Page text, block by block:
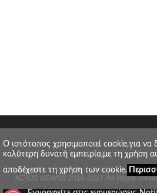
AETOS NEWS © 2016-2017. All Rights
O ιστότοπος χρησιμοποιεί cookie,για να
καλύτερη δυνατή εμπειρία,με τη χρήση
αποδέχεστε τη χρήση των cookie.